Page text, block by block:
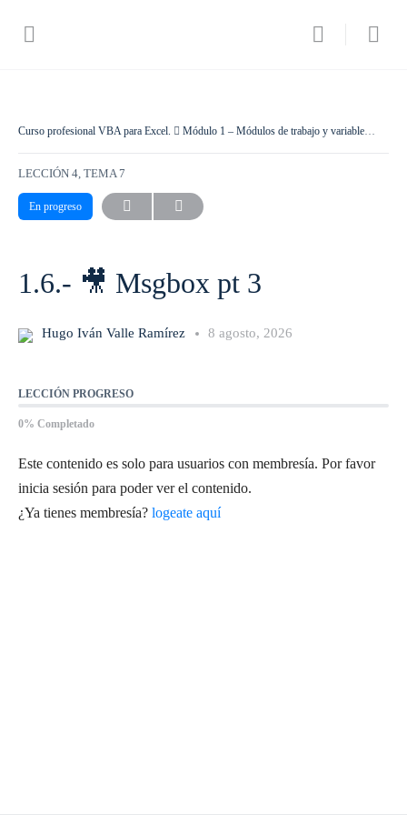
Curso profesional VBA para Excel. Módulo 1 – Módulos de trabajo y variables en VBA.
LECCIÓN 4, TEMA 7
En progreso
1.6.- 🎥 Msgbox pt 3
Hugo Iván Valle Ramírez 8 agosto, 2026
LECCIÓN PROGRESO
0% Completado
Este contenido es solo para usuarios con membresía. Por favor
inicia sesión para poder ver el contenido.
¿Ya tienes membresía? logeate aquí